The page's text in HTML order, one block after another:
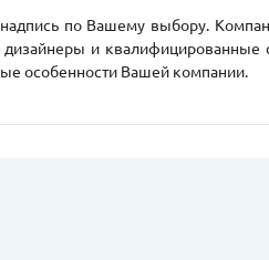
по Вашему выбору.
и квалифицированные
особенности Вашей компании.